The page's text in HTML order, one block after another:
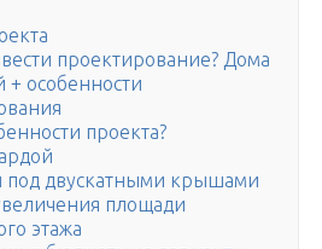
проектирование? Дома
+ особенности
проекта?
под двускатными крышами
площади
этажа